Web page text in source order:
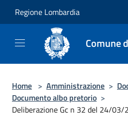
Regione Lombardia
Comune
Home > Amministrazione >
Documento albo pretorio >
Deliberazione Gc n 32 del 24/03/